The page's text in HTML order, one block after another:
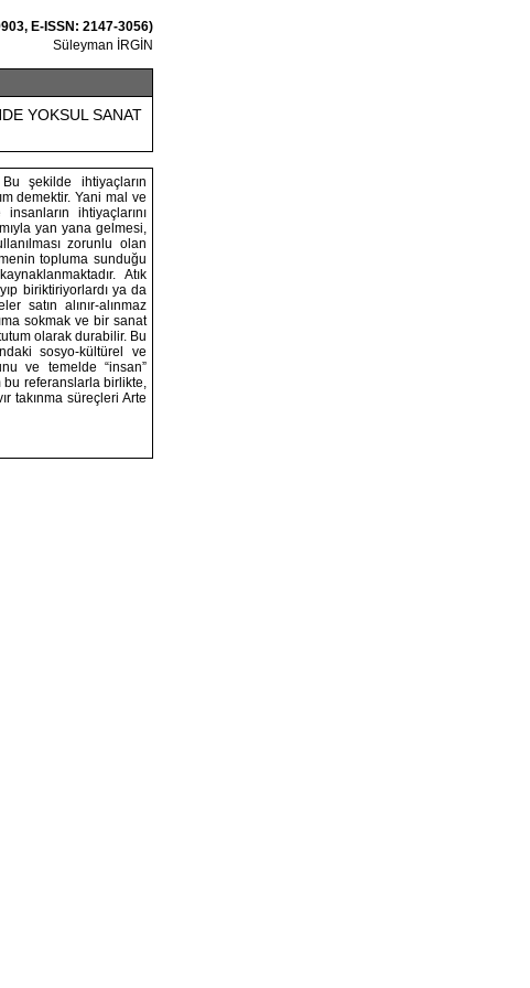
E-ISSN: 2147-3056)
Süleyman İRGİN
YOKSUL SANAT
şekilde ihtiyaçların
demektir. Yani mal ve
ihtiyaçlarını
yan yana gelmesi,
zorunlu olan
topluma sunduğu
Atık
biriktiriyorlardı ya da
satın alınır-alınmaz
sokmak ve bir sanat
olarak durabilir. Bu
sosyo-kültürel ve
ve temelde “insan”
referanslarla birlikte,
takınma süreçleri Arte